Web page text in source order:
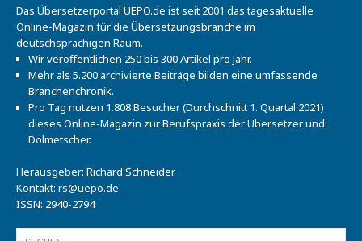
Das Übersetzerportal UEPO.de ist seit 2001 das tagesaktuelle
Online-Magazin für die Übersetzungsbranche im
deutschsprachigen Raum.
Wir veröffentlichen 250 bis 300 Artikel pro Jahr.
Mehr als 5.200 archivierte Beiträge bilden eine umfassende
Branchenchronik.
Pro Tag nutzen 1.808 Besucher (Durchschnitt 1. Quartal 2021)
dieses Online-Magazin zur Berufspraxis der Übersetzer und
Dolmetscher.
Herausgeber: Richard Schneider
Kontakt: rs@uepo.de
ISSN: 2940-2794